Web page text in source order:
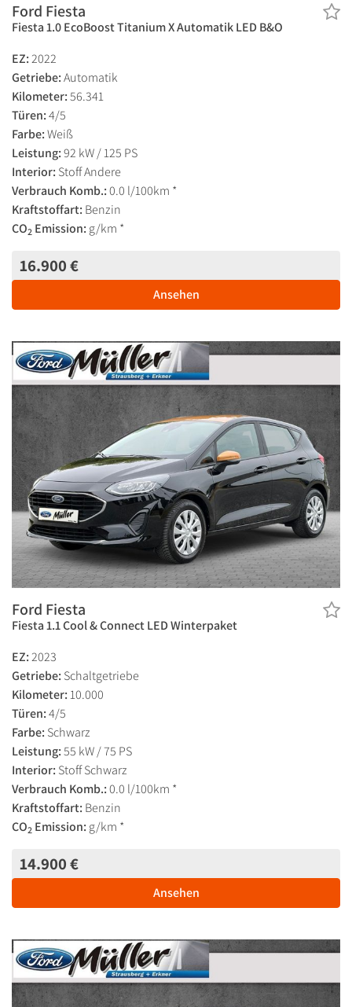
Ford Fiesta
Fiesta 1.0 EcoBoost Titanium X Automatik LED B&O
EZ:2022
Getriebe:Automatik
Kilometer:56.341
Türen:4/5
Farbe:Weiß
Leistung:92 kW / 125 PS
Interior: Stoff Andere
Verbrauch Komb.:0.0 l/100km *
Kraftstoffart: Benzin
CO2 Emission: g/km *
16.900 €
Ansehen
Ford Fiesta
Fiesta 1.1 Cool & Connect LED Winterpaket
EZ:2023
Getriebe: Schaltgetriebe
Kilometer: 10.000
Türen:4/5
Farbe: Schwarz
Leistung:55 kW / 75 PS
Interior: Stoff Schwarz
Verbrauch Komb.:0.0 l/100km *
Kraftstoffart: Benzin
CO2 Emission: g/km *
14.900 €
Ansehen